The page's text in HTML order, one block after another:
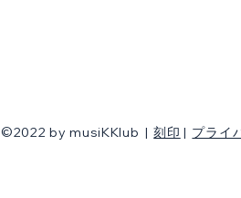
©2022 by musiKKlub | 刻印 | プライ